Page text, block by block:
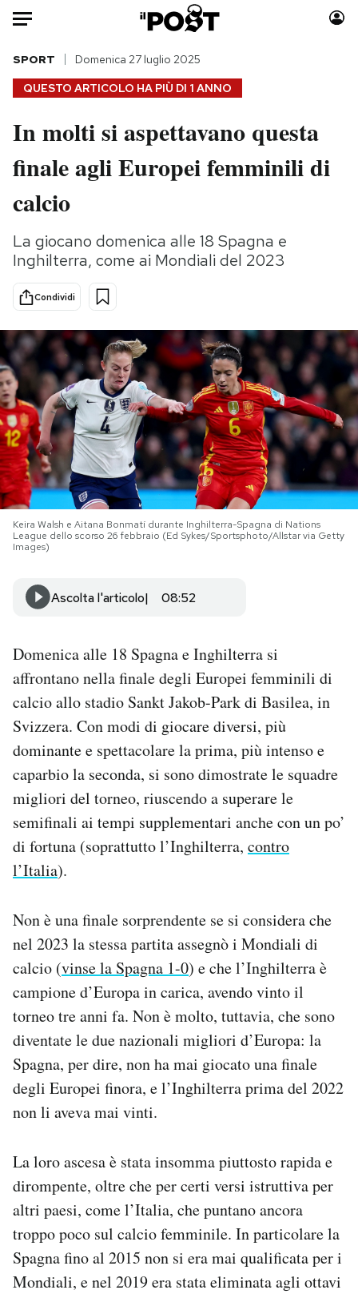
Auto
HOME
Italia
Politica
Tecnologia
Scienza
Economia
Moda
Consumismi
Media
PODCAST
NEWSLETTER
I MIEI PREFERITI
SHOP
CALENDARIO
AREA PERSONALE
Area Personale
Newsletter
Notifiche mobile
Regala il Post
Hai bisogno di aiuto?
Esci
QUESTO ARTICOLO HA PIÙ DI 1 ANNO
SPORT Domenica 27 luglio 2025
In molti si aspettavano questa
finale agli Europei femminili di
calcio
La giocano domenica alle 18 Spagna e
Inghilterra, come ai Mondiali del 2023
Condividi
Keira Walsh e Aitana Bonmatí durante Inghilterra-Spagna di Nations
League dello scorso 26 febbraio (Ed Sykes/Sportsphoto/Allstar via Getty
Images)
Ascolta l'articolo 08:52
Domenica alle 18 Spagna e Inghilterra si
affrontano nella finale degli Europei femminili di
calcio allo stadio Sankt Jakob-Park di Basilea, in
Svizzera. Con modi di giocare diversi, più
dominante e spettacolare la prima, più intenso e
caparbio la seconda, si sono dimostrate le squadre
migliori del torneo, riuscendo a superare le
semifinali ai tempi supplementari anche con un po’
di fortuna (soprattutto l’Inghilterra, contro
l’Italia).
Non è una finale sorprendente se si considera che
nel 2023 la stessa partita assegnò i Mondiali di
calcio (vinse la Spagna 1-0) e che l’Inghilterra è
campione d’Europa in carica, avendo vinto il
torneo tre anni fa. Non è molto, tuttavia, che sono
diventate le due nazionali migliori d’Europa: la
Spagna, per dire, non ha mai giocato una finale
degli Europei finora, e l’Inghilterra prima del 2022
non li aveva mai vinti.
La loro ascesa è stata insomma piuttosto rapida e
dirompente, oltre che per certi versi istruttiva per
altri paesi, come l’Italia, che puntano ancora
troppo poco sul calcio femminile. In particolare la
Spagna fino al 2015 non si era mai qualificata per i
Mondiali, e nel 2019 era stata eliminata agli ottavi